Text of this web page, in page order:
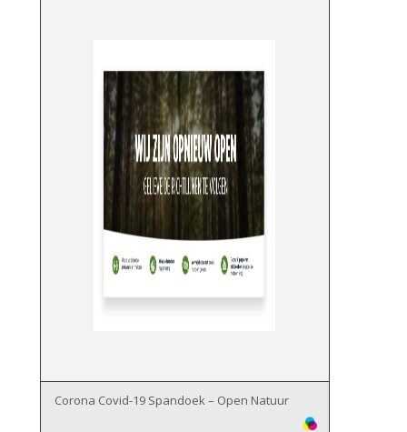
Corona Covid-19 Spandoek – Open Natuur